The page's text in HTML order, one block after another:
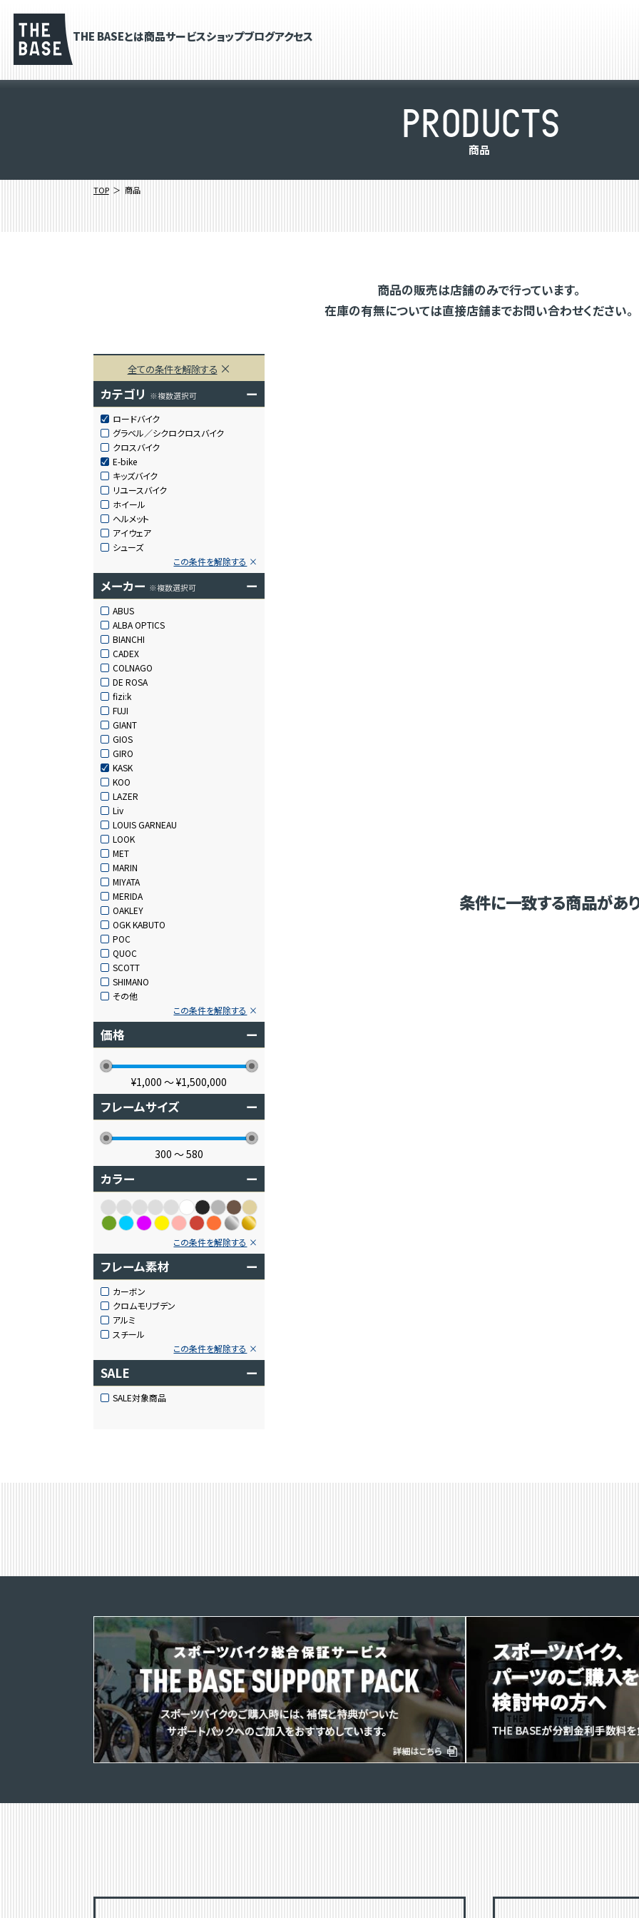
THE BASEとは商品サービスショップブログアクセス
PRODUCTS
商品
TOP 商品
商品の販売は店舗のみで行っています。
在庫の有無については直接店舗までお問い合わせください。
全ての条件を解除する
カテゴリ ※複数選択可 ー
ロードバイク
グラベル／シクロクロスバイク
クロスバイク
E-bike
キッズバイク
リユースバイク
ホイール
ヘルメット
アイウェア
シューズ
この条件を解除する
メーカー ※複数選択可 ー
ABUS
ALBA OPTICS
BIANCHI
CADEX
COLNAGO
DE ROSA
fizi:k
FUJI
GIANT
GIOS
GIRO
KASK
KOO
LAZER
Liv
LOUIS GARNEAU
LOOK
MET
MARIN
MIYATA
MERIDA
OAKLEY
OGK KABUTO
POC
QUOC
SCOTT
SHIMANO
その他
この条件を解除する
価格 ー
¥1,000 〜¥1,500,000
フレームサイズ ー
300 〜580
カラー ー
この条件を解除する
フレーム素材 ー
カーボン
クロムモリブデン
アルミ
スチール
この条件を解除する
SALE ー
SALE対象商品
条件に一致する商品があ